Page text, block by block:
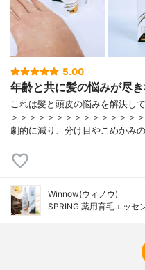
5.00
年齢と共に髪の悩みが尽
これは髪と頭皮の悩みを解決し
＞＞＞＞＞＞＞＞＞＞＞＞＞＞
劇的に減り、分け目やこめかみ
Winnow(ウィノウ)
SPRING 薬用育毛エッセ